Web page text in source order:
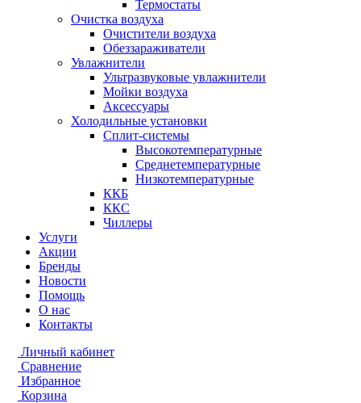
Термостаты
Очистка воздуха
Очистители воздуха
Обеззараживатели
Увлажнители
Ультразвуковые увлажнители
Мойки воздуха
Аксессуары
Холодильные установки
Сплит-системы
Высокотемпературные
Среднетемпературные
Низкотемпературные
ККБ
ККС
Чиллеры
Услуги
Акции
Бренды
Новости
Помощь
О нас
Контакты
Личный кабинет
Сравнение
Избранное
Корзина